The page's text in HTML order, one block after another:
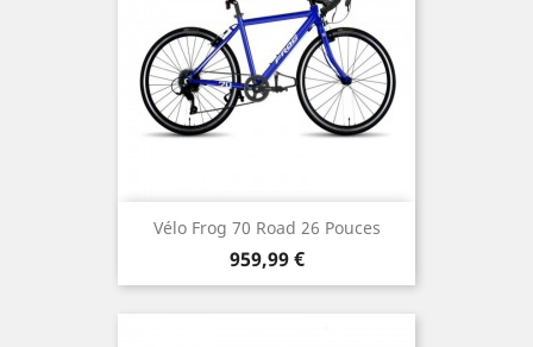
Vélo Frog 70 Road 26 Pouces
Prix
959,99 €